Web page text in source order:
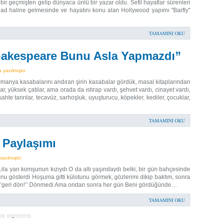
geçmişten gelip dünyaca ünlü bir yazar oldu. Sefil hayatlar sürenleri
haline gelmesinde ve hayatını konu alan Hollywood yapımı "Barfly"
TAMAMINI OKU
Bunu Asla Yapmazdı”
kasabalarını andıran şirin kasabalar gördük, masal kitaplarından
yüksek çatılar, ama orada da ıstırap vardı, şehvet vardı, cinayet vardı,
tanrılar, tecavüz, sarhoşluk, uyuşturucu, köpekler, kediler, çocuklar,
TAMAMINI OKU
yan komşunun kızıydı O da altı yaşındaydı belki, bir gün bahçesinde
gösterdi Hoşuma gitti külotunu görmek, gözlerimi dikip baktım, sonra
dön!’’ Dönmedi Ama ondan sonra her gün Beni gördüğünde…
TAMAMINI OKU